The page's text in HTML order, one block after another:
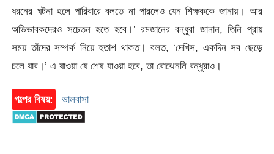
ধরনের ঘটনা হলে পারিবারে বলতে না পারলেও যেন শিক্ষককে জানায়। আর
অভিভাবকদেরও সচেতন হতে হবে।’ রমজানের বন্ধুরা জানান, তিনি প্রায়
সময় তাঁদের সম্পর্ক নিয়ে হতাশ থাকত। বলত, ‘দেখিস, একদিন সব ছেড়ে
চলে যাব।’ এ যাওয়া যে শেষ যাওয়া হবে, তা বোঝেননি বন্ধুরাও।
গল্পের বিষয়: ভালবাসা